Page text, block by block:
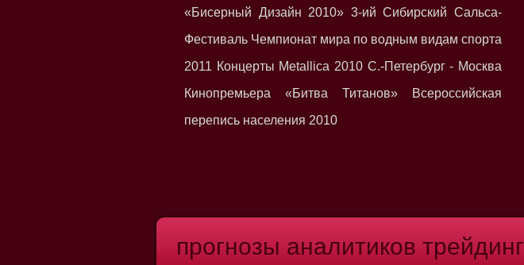
«Бисерный Дизайн 2010» 3-ий Сибирский Сальса-
Фестиваль Чемпионат мира по водным видам спорта
2011 Концерты Metallica 2010 С.-Петербург - Москва
Кинопремьера «Битва Титанов» Всероссийская
перепись населения 2010
прогнозы аналитиков трейдинг